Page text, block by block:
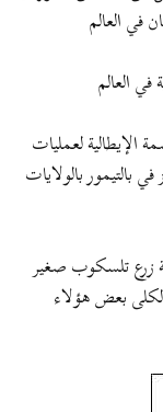
في العالم
العالم
لعمليات
بالولايات
زرع تلسكوب صغير
بعض هؤلاء